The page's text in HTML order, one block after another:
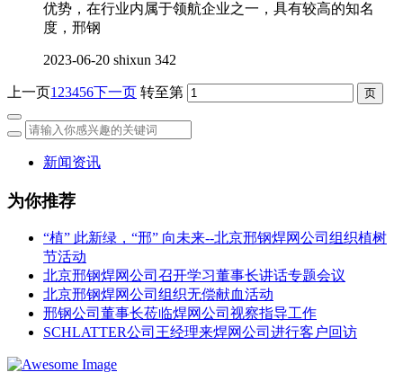
优势，在行业内属于领航企业之一，具有较高的知名
度，邢钢
2023-06-20 shixun 342
上一页1 23456下一页 转至第
新闻资讯
为你推荐
“植” 此新绿，“邢” 向未来--北京邢钢焊网公司组织植树
节活动
北京邢钢焊网公司召开学习董事长讲话专题会议
北京邢钢焊网公司组织无偿献血活动
邢钢公司董事长莅临焊网公司视察指导工作
SCHLATTER公司王经理来焊网公司进行客户回访